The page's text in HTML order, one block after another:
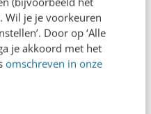
Wil je je voorkeuren
Door op ‘Alle
je akkoord met het
omschreven in onze
basis voor design
waar het
ze zijn? Waar
ze uitstralen?